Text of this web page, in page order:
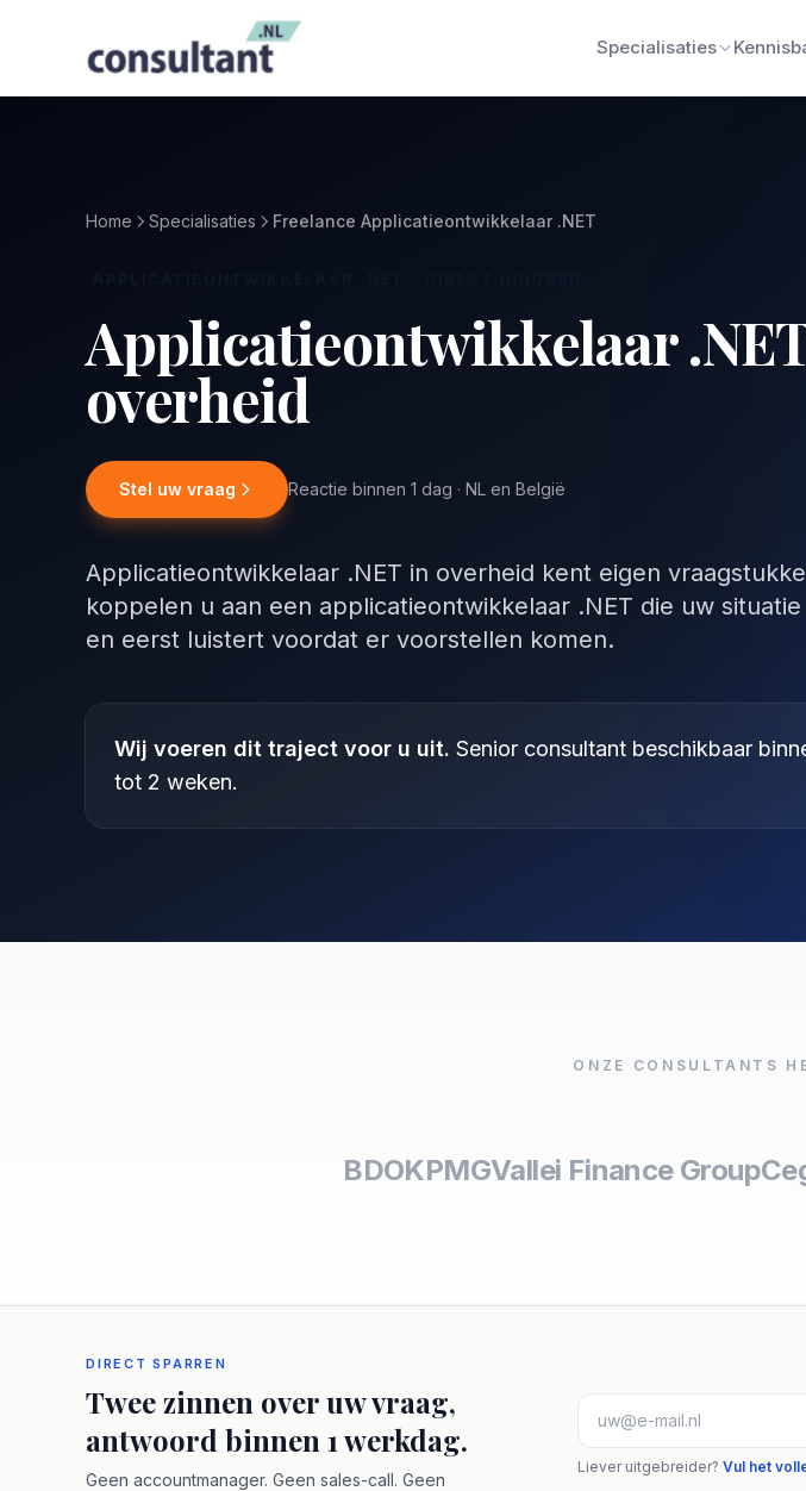
Specialisaties
Home Specialisaties Freelance Applicatieontwikkelaar .NET
Applicatieontwikkelaar
overheid
Stel uw vraag Reactie binnen 1 dag · NL en België
Applicatieontwikkelaar .NET in overheid kent eigen
koppelen u aan een applicatieontwikkelaar .NET die uw
en eerst luistert voordat er voorstellen komen.
Wij voeren dit traject voor u uit. Senior consultant beschikbaar
tot 2 weken.
ONZE CONSULTANTS
BDOKPMGVallei Finance Group
DIRECT SPARREN
Twee zinnen over uw vraag,
antwoord binnen 1 werkdag.
Geen accountmanager. Geen sales-call. Geen
Liever uitgebreider?Vul het